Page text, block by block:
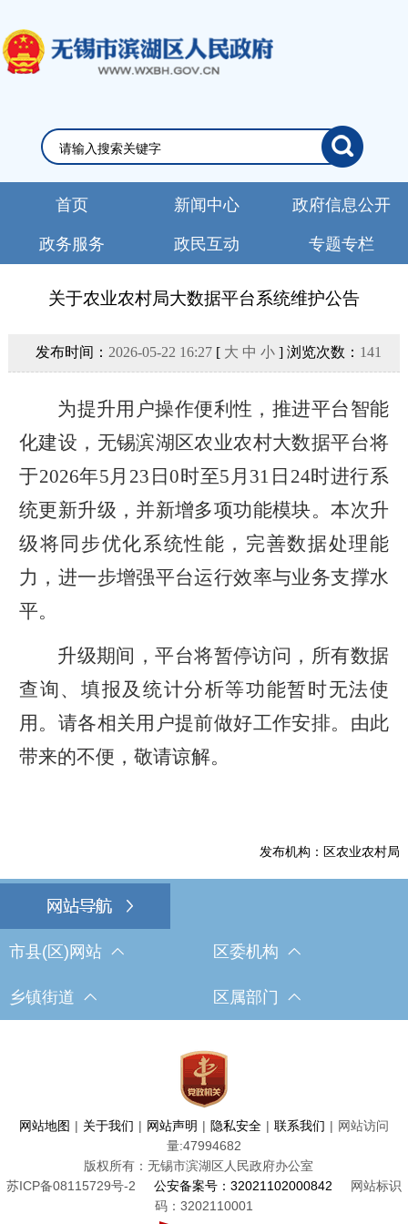
首页 新闻中心 政府信息公开
政务服务 政民互动 专题专栏
关于农业农村局大数据平台系统维护公告
发布时间： 2026-05-22 16:27[ 大 中 小] 浏览次数： 141
为提升用户操作便利性， 推进平台智能
化建设，无锡滨湖区农业农村大数据平台将
于2026年5月 23 日0时至5 月 31 日 24时进行系
统更新升级，并新增多项功能模块。本次升
级将同步优化系统性能，完善数据处理能
力，进一步增强平台运行效率与业务支撑水
平。
升级期间，平台将暂停访问，所有数据
查询、填报及统计分析等功能暂时无法使
用。请各相关用户提前做好工作安排。由此
带来的不便，敬请谅解。
发布机构：区农业农村局
市县(区)网站 区委机构
乡镇街道 区属部门
网站地图 | 关于我们 | 网站声明 | 隐私安全 | 联系我们 | 网站访问
量:47994682
版权所有：无锡市滨湖区人民政府办公室
苏ICP备08115729号-2
公安备案号：32021102000842
网站标识
码：3202110001